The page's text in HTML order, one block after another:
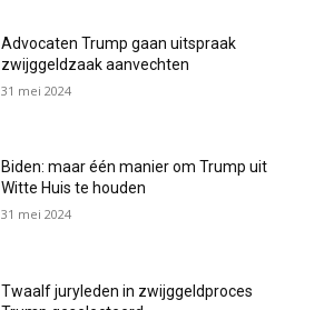
Advocaten Trump gaan uitspraak
zwijggeldzaak aanvechten
31 mei 2024
Biden: maar één manier om Trump uit
Witte Huis te houden
31 mei 2024
Twaalf juryleden in zwijggeldproces